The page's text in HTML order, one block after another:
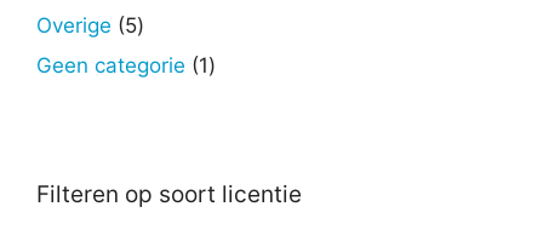
Overige 55
producten
Geen categorie 11
Filteren op soort licentie